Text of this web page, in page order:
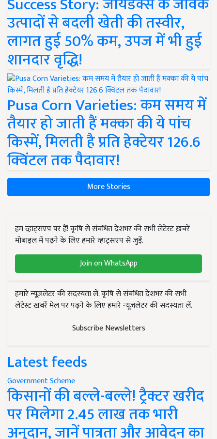
उत्पादों से बदली खेती की तस्वीर,
लागत हुई 50% कम, उपज में भी हुई
शानदार वृद्धि!
Pusa Corn Varieties: कम समय में
तैयार हो जाती हैं मक्का की ये पांच
किस्में, मिलती है प्रति हेक्टेयर 126.6
क्विंटल तक पैदावार!
More Stories
हम व्हाट्सएप पर हैं! कृषि से संबंधित देशभर की सभी लेटेस्ट ख़बरें
मोबाइल में पढ़ने के लिए हमारे व्हाट्सएप से जुड़ें.
Join on WhatsApp
हमारे न्यूज़लेटर की सदस्यता लें. कृषि से संबंधित देशभर की सभी
लेटेस्ट ख़बरें मेल पर पढ़ने के लिए हमारे न्यूज़लेटर की सदस्यता लें.
Subscribe Newsletters
Latest feeds
Government Scheme
किसानों की बल्ले-बल्ले! ट्रैक्टर खरीद
पर मिलेगा 2.45 लाख तक भारी
अनुदान, जानें पात्रता और आवेदन का